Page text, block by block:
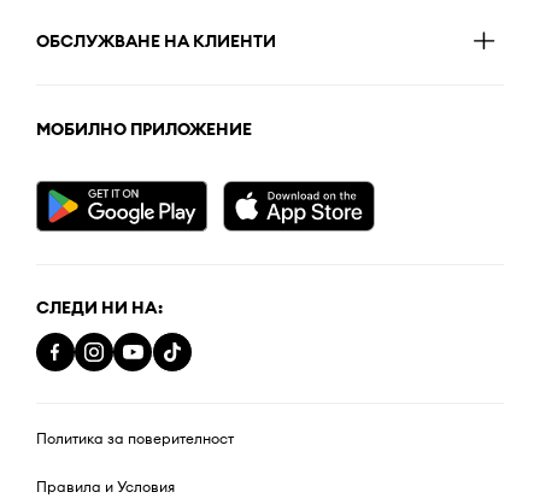
ОБСЛУЖВАНЕ НА КЛИЕНТИ
МОБИЛНО ПРИЛОЖЕНИЕ
СЛЕДИ НИ НА:
Политика за поверителност
Правила и Условия